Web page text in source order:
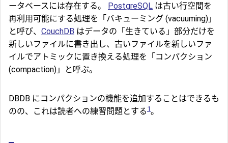
ータベースには存在する。 PostgreSQL は古い行空間を
再利用可能にする処理を「バキューミング (vacuuming)」
と呼び、 CouchDB はデータの「生きている」部分だけを
新しいファイルに書き出し、古いファイルを新しいファ
イルでアトミックに置き換える処理を「コンパクション
(compaction)」と呼ぶ。
DBDB にコンパクションの機能を追加することはできるも
のの、これは読者への練習問題とする 1。